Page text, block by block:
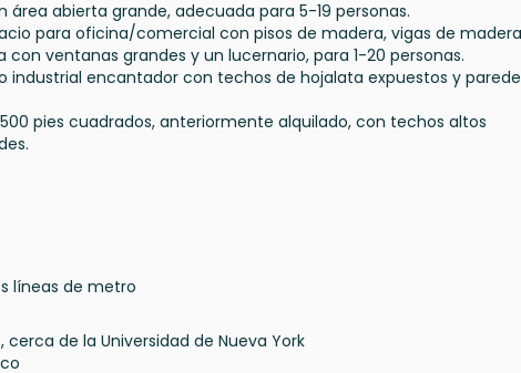
área abierta grande, adecuada para 5-19 personas.
para oficina/comercial con pisos de madera, vigas de madera
ventanas grandes y un lucernario, para 1-20 personas.
industrial encantador con techos de hojalata expuestos y
pies cuadrados, anteriormente alquilado, con techos altos
líneas de metro
de la Universidad de Nueva York